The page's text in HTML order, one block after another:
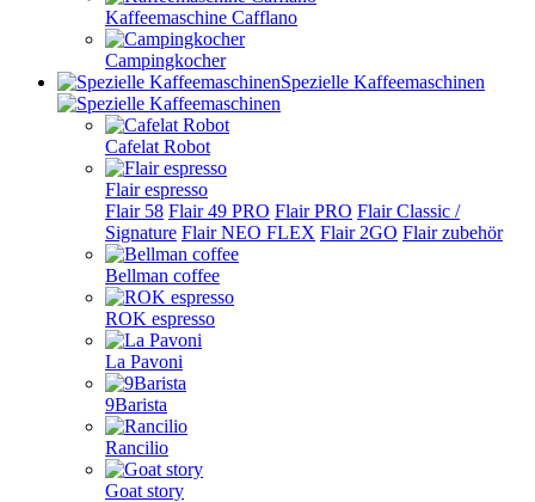
Kaffeemaschine Cafflano
Campingkocher
Spezielle Kaffeemaschinen
Cafelat Robot
Flair espresso
Flair 58 Flair 49 PRO Flair PRO Flair Classic /
Signature Flair NEO FLEX Flair 2GO Flair zubehör
Bellman coffee
ROK espresso
La Pavoni
9Barista
Rancilio
Goat story